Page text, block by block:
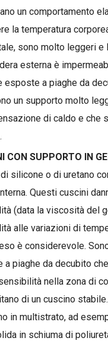
un comportamento
la temperatura
sono molto leggeri e
esterna è
esposte a piaghe da
un supporto molto
di caldo e che
CON SUPPORTO IN
silicone o di uretano
Questi cuscini
(data la viscosità del
alle variazioni di
è considerevole.
a piaghe da decubito
nella zona di
di un cuscino stabile.
in multistrato, ad
in schiuma di